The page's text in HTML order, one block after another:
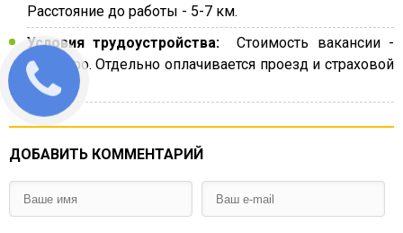
Расстояние до работы - 5-7 км.
Условия трудоустройства: Стоимость вакансии -
400 Евро. Отдельно оплачивается проезд и страховой
полис.
ДОБАВИТЬ КОММЕНТАРИЙ